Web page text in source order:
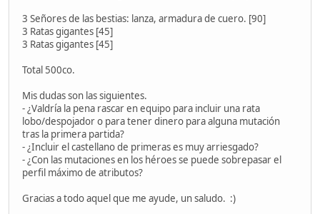
3 Señores de las bestias: lanza, armadura de cuero. [90]
3 Ratas gigantes [45]
3 Ratas gigantes [45]
Total 500co.
Mis dudas son las siguientes.
- ¿Valdría la pena rascar en equipo para incluir una rata
lobo/despojador o para tener dinero para alguna mutación
tras la primera partida?
- ¿Incluir el castellano de primeras es muy arriesgado?
- ¿Con las mutaciones en los héroes se puede sobrepasar el
perfil máximo de atributos?
Gracias a todo aquel que me ayude, un saludo. :)